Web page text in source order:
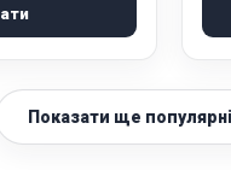
Показати ще